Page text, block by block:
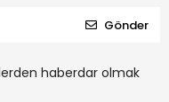
Gönder
haberdar olmak